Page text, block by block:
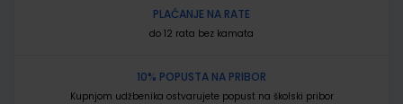
PLAĆANJE NA RATE
do 12 rata bez kamata
10% POPUSTA NA PRIBOR
Kupnjom udžbenika ostvarujete popust na školski pribor